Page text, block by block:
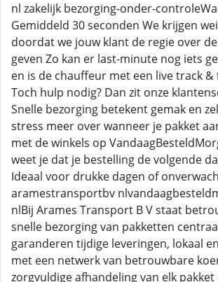
nl zakelijk bezorging-onder-
Gemiddeld 30 seconden We krijgen
doordat we jouw klant de regie over
geven Zo kan er last-minute nog iets
en is de chauffeur met een live track &
Toch hulp nodig? Dan zit onze
Snelle bezorging betekent gemak en
stress meer over wanneer je pakket
met de winkels op
weet je dat je bestelling de volgende
Ideaal voor drukke dagen of
aramestransportbv
nlBij Arames Transport B V staat
snelle bezorging van pakketten
garanderen tijdige leveringen, lokaal
met een netwerk van betrouwbare
zorgvuldige afhandeling van elk pakket